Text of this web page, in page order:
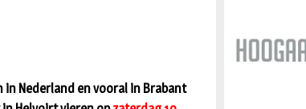
in Nederland en vooral in Brabant